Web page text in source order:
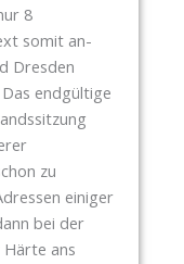
8
somit an-
Dresden
endgültige
zu
einiger
bei der
ans